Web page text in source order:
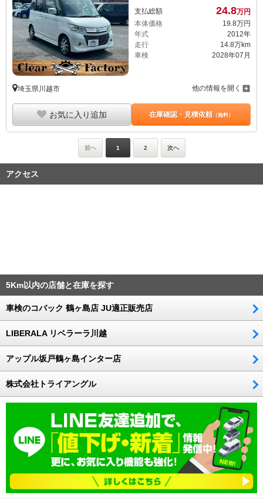
支払総額 24.8万円
本体価格
19. 8万円
年式
2012年
走行
14.8万km
車検
2028年07月
埼玉県川越市 他の情報を開く
お気に入り追加 在庫確認・見積依頼（無料）
前へ 1 2 次へ
アクセス
5Km以内の店舗と在庫を探す
車検のコバック 鶴ヶ島店 JU適正販売店
LIBERALA リベラーラ川越
アップル坂戸鶴ヶ島インター店
株式会社トライアングル